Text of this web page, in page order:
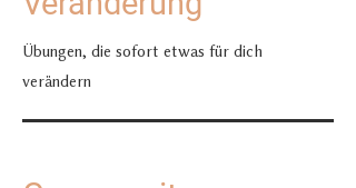
Übungen, die sofort etwas für dich
verändern